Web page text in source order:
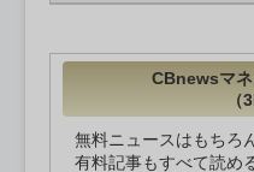
CBnewsマ
（
無料ニュースはもちろ
有料記事もすべて読め